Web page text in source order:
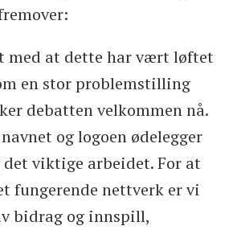
med at dette har vært løftet
en stor problemstilling
debatten velkommen nå.
og logoen ødelegger
viktige arbeidet. For at
fungerende nettverk er vi
bidrag og innspill,